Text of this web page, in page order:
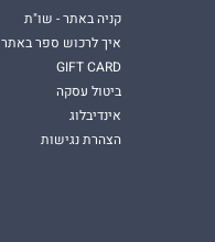
קניה באתר - שו"ת
איך לרכוש ספר באתר
GIFT CARD
ביטול עסקה
אינדיבלוג
הצהרת נגישות